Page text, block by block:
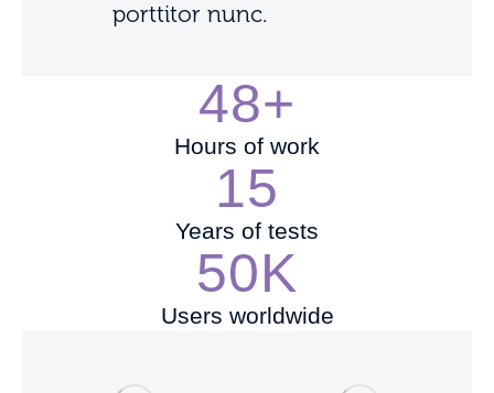
porttitor nunc.
48+
Hours of work
15
Years of tests
50K
Users worldwide